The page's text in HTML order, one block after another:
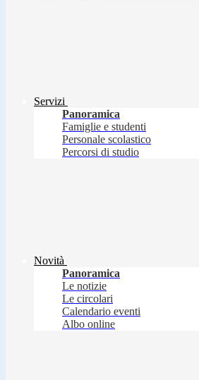
Servizi
Panoramica
Famiglie e studenti
Personale scolastico
Percorsi di studio
Novità
Panoramica
Le notizie
Le circolari
Calendario eventi
Albo online